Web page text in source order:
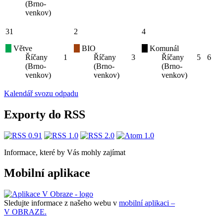
(Brno-
venkov)
31
Větve
Říčany
(Brno-
venkov)
1
2
BIO
Říčany
(Brno-
venkov)
3
4
Komunál
Říčany
(Brno-
venkov)
5 6
Kalendář svozu odpadu
Exporty do RSS
Informace, které by Vás mohly zajímat
Mobilní aplikace
Sledujte informace z našeho webu v mobilní aplikaci –
V OBRAZE.